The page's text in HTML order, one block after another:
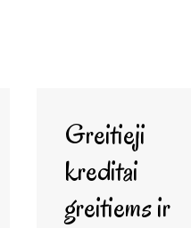
Greitieji
kreditai
greitiems ir